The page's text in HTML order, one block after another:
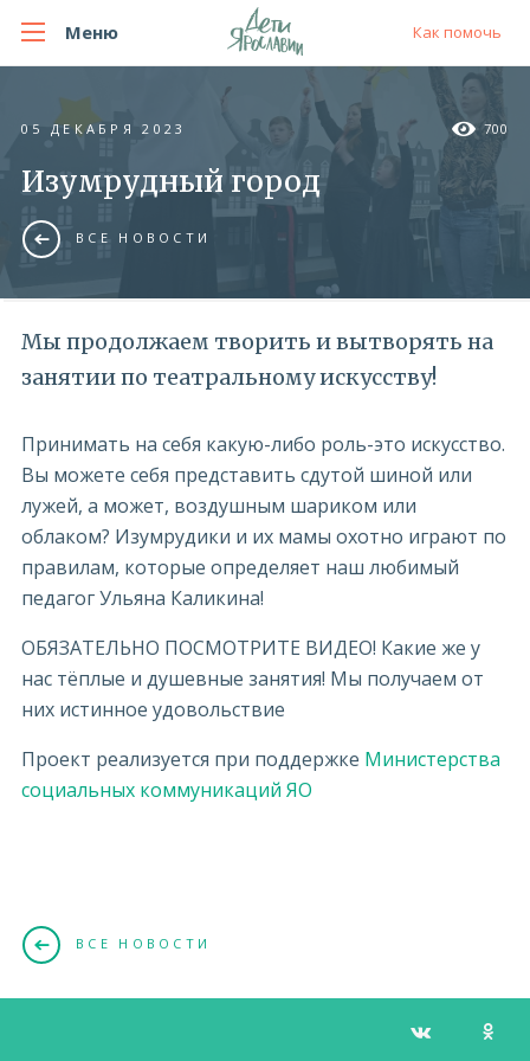
Меню Как помочь
05 ДЕКАБРЯ 2023 700
Изумрудный город
ВСЕ НОВОСТИ
Мы продолжаем творить и вытворять на
занятии по театральному искусству!
Принимать на себя какую-либо роль-это искусство.
Вы можете себя представить сдутой шиной или
лужей, а может, воздушным шариком или
облаком? Изумрудики и их мамы охотно играют по
правилам, которые определяет наш любимый
педагог Ульяна Каликина!
ОБЯЗАТЕЛЬНО ПОСМОТРИТЕ ВИДЕО! Какие же у
нас тёплые и душевные занятия! Мы получаем от
них истинное удовольствие
Проект реализуется при поддержке Министерства
социальных коммуникаций ЯО
ВСЕ НОВОСТИ